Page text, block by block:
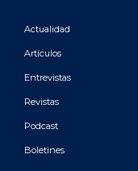
Actualidad
Artículos
Entrevistas
Revistas
Podcast
Boletines